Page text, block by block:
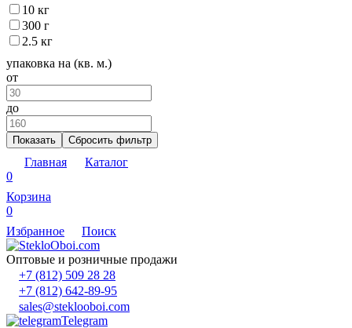
10 кг
300 г
2.5 кг
упаковка на (кв. м.)
от
до
Показать Сбросить фильтр
Главная
Каталог
0
Корзина
0
Избранное
Поиск
Оптовые и розничные продажи
+7 (812) 509 28 28
+7 (812) 642-89-95
sales@steklooboi.com
Telegram